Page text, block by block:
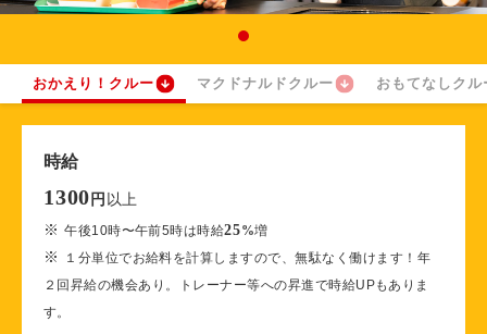
おかえり！クルー マクドナルドクルー おもてなしクル
時給
1300 円 以上
※午後10時〜午前5時は時給25%増
※
１分単位でお給料を計算しますので、無駄なく働けます！年
２回昇給の機会あり。トレーナー等への昇進で時給UPもありま
す。